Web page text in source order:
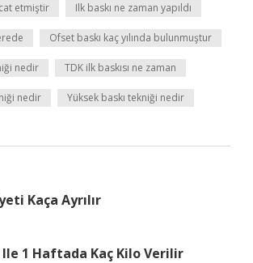
etmiştir Ilk baskı ne zaman yapıldı
Ofset baskı kaç yılında bulunmuştur
nedir TDK ilk baskısı ne zaman
nedir Yüksek baskı tekniği nedir
Kaça Ayrılır
1 Haftada Kaç Kilo Verilir